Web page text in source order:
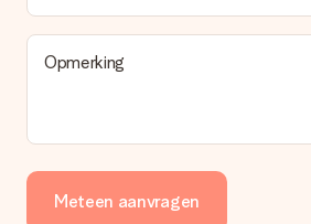
Opmerking
Meteen aanvragen